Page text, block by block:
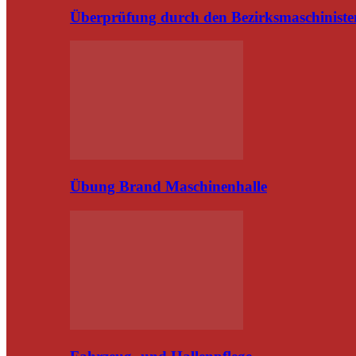
Überprüfung durch den
Übung Brand Maschinenhalle